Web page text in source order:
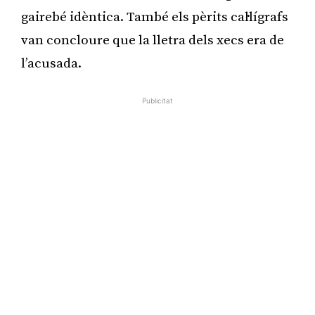
gairebé idèntica. També els pèrits cal·lígrafs
van concloure que la lletra dels xecs era de
l’acusada.
Publicitat